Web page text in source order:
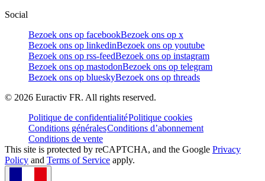
Social
Bezoek ons op facebookBezoek ons op x
Bezoek ons op linkedinBezoek ons op youtube
Bezoek ons op rss-feedBezoek ons op instagram
Bezoek ons op mastodonBezoek ons op telegram
Bezoek ons op blueskyBezoek ons op threads
© 2026 Euractiv FR. All rights reserved.
Politique de confidentialitéPolitique cookies
Conditions généralesConditions d’abonnement
Conditions de vente
This site is protected by reCAPTCHA, and the Google Privacy
Policy and Terms of Service apply.